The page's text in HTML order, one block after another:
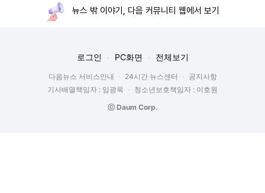
뉴스 밖 이야기, 다음 커뮤니티 웹에서 보기
로그인 PC화면 전체보기
다음뉴스 서비스안내 24시간 뉴스센터
공지사항
기사배열책임자 : 임광욱
청소년보호책임자 : 이호원
ⓒ Daum Corp.